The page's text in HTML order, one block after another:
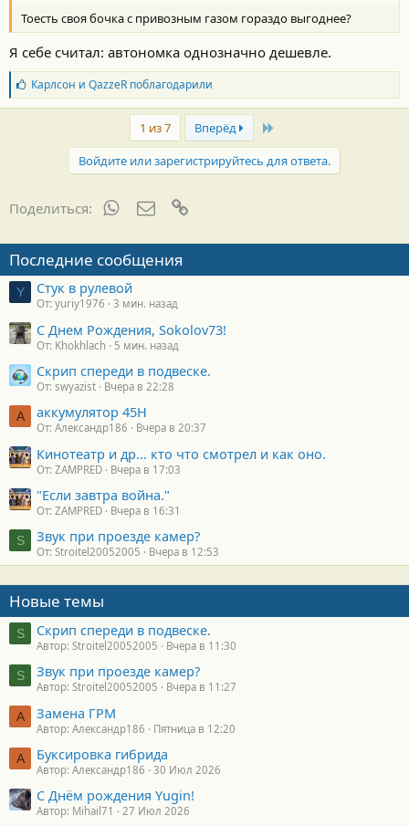
Тоесть своя бочка с привозным газом гораздо выгоднее?
Я себе считал: автономка однозначно дешевле.
Б
л
а
о
т
и
:
Карлсон и QazzeRпоблагодарили
1 из 7 Вперёд Last
Войдите или зарегистрируйтесь для ответа.
Поделиться: WhatsAppЭлектронная почта
Последние сообщения
Y Стук в рулевой
От: yuriy1976 3 мин. назад
С Днем Рождения, Sokolov73!
От: Khokhlach 5 мин. назад
Скрип спереди в подвеске.
От: swyazist Вчера в 22:28
А аккумулятор 45H
От: Александр186 Вчера в 20:37
Кинотеатр и др... кто что смотрел и как оно.
От: ZAMPRED Вчера в 17:03
"Если завтра война."
От: ZAMPRED Вчера в 16:31
S Звук при проезде камер?
От: Stroitel20052005 Вчера в 12:53
Новые темы
S Скрип спереди в подвеске.
Автор: Stroitel20052005 Вчера в 11:30
S Звук при проезде камер?
Автор: Stroitel20052005 Вчера в 11:27
А Замена ГРМ
Автор: Александр186 Пятница в 12:20
А Буксировка гибрида
Автор: Александр186 30 Июл 2026
С Днём рождения Yugin!
Автор: Mihail71 27 Июл 2026